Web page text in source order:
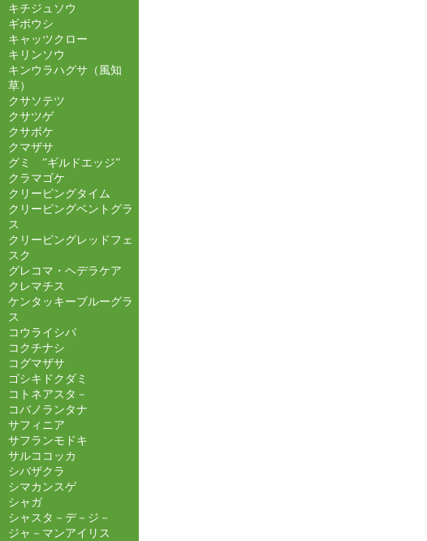
キチジュソウ
ギボウシ
キャッツクロー
キリンソウ
キンウラハグサ（風知
草）
クサソテツ
クサツゲ
クサボケ
クマザサ
グミ ”ギルドエッジ”
クラマゴケ
クリーピングタイム
クリーピングベントグラ
ス
クリーピングレッドフェ
スク
グレコマ・ヘデラケア
クレマチス
ケンタッキーブルーグラ
ス
コウライシバ
コクチナシ
コグマザサ
ゴシキドクダミ
コトネアスタ－
コバノランタナ
サフィニア
サフランモドキ
サルココッカ
シバザクラ
シマカンスゲ
シャガ
シャスタ－デ－ジ－
ジャ－マンアイリス